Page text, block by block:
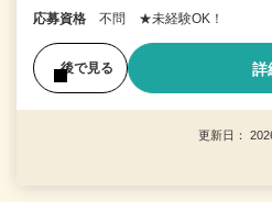
応募資格 不問 ★未経験OK！
後で見る 詳
更新日：